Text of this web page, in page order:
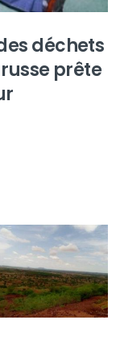
déchets
russe prête